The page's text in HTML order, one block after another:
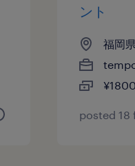
ント
福岡
posted 18